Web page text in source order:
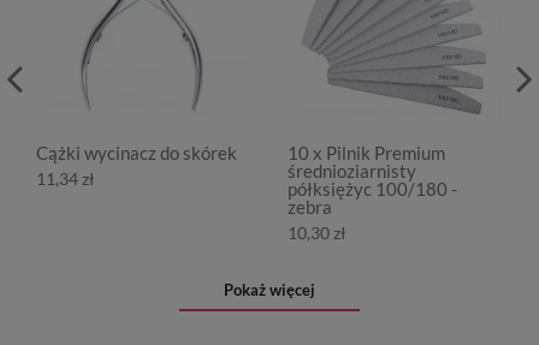
Cążki wycinacz do skórek
11,34 zł
10 x Pilnik Premium
średnioziarnisty
półksiężyc 100/180 -
zebra
10,30 zł
Pokaż więcej